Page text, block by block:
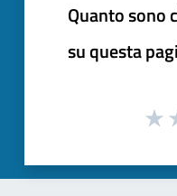
Quanto sono
su questa